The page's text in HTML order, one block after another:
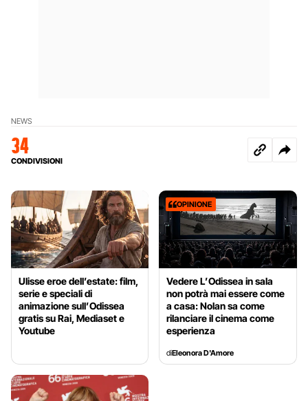
NEWS
34
CONDIVISIONI
Ulisse eroe dell’estate: film,
serie e speciali di
animazione sull’Odissea
gratis su Rai, Mediaset e
Youtube
OPINIONE
Vedere L’Odissea in sala
non potrà mai essere come
a casa: Nolan sa come
rilanciare il cinema come
esperienza
diEleonora D'Amore